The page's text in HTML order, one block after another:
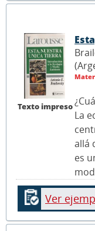
Texto impreso
La
allá
es
Ver